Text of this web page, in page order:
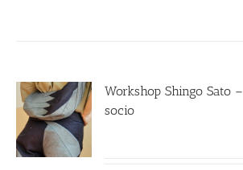
Workshop Shingo Sato
socio